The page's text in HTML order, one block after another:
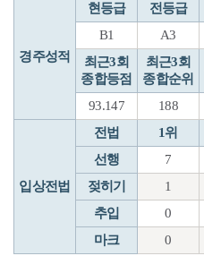
경주성적
현등급 전등급
B1
A3
최근3회
종합등점
최근3회
종합순위
93.147 188
입상전법
전법 1위
선행
7
젖히기
1
추입
0
마크
0